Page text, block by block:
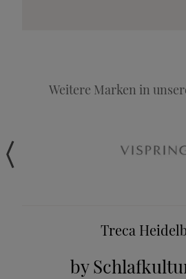
Weitere Marken in
Treca
by